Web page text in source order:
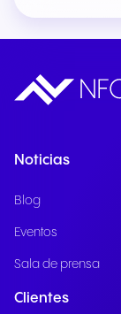
Noticias
Blog
Eventos
Sala de prensa
Clientes